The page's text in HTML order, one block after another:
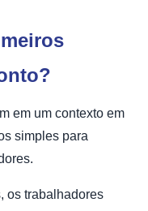
em um contexto em
simples para
os trabalhadores